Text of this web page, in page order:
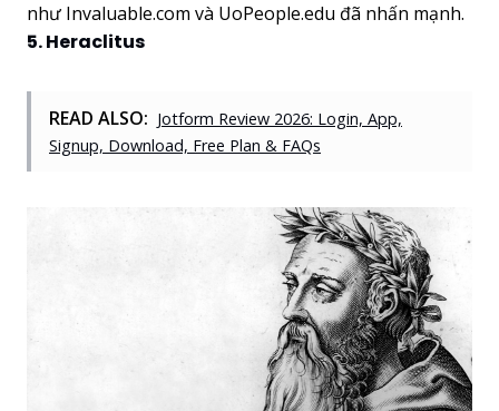
như Invaluable.com và UoPeople.edu đã nhấn mạnh.
5. Heraclitus
READ ALSO: Jotform Review 2026: Login, App,
Signup, Download, Free Plan & FAQs